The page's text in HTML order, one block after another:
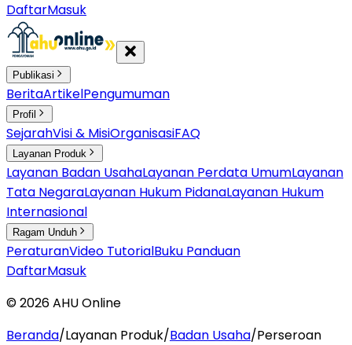
DaftarMasuk
Publikasi
BeritaArtikelPengumuman
Profil
SejarahVisi & MisiOrganisasiFAQ
Layanan Produk
Layanan Badan UsahaLayanan Perdata UmumLayanan
Tata NegaraLayanan Hukum PidanaLayanan Hukum
Internasional
Ragam Unduh
PeraturanVideo TutorialBuku Panduan
DaftarMasuk
©2026AHU Online
Beranda/Layanan Produk/Badan Usaha/Perseroan